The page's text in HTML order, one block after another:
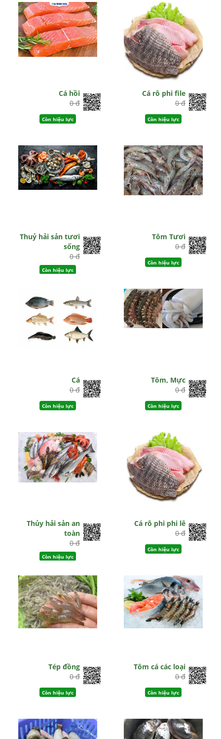
Cá hồi
0 đ
Còn hiệu lực
Cá rô phi file
0 đ
Còn hiệu lực
Thuỷ hải sản tươi
sống
0 đ
Còn hiệu lực
Tôm Tươi
0 đ
Còn hiệu lực
Cá
0 đ
Còn hiệu lực
Tôm, Mực
0 đ
Còn hiệu lực
Thủy hải sản an
toàn
0 đ
Còn hiệu lực
Cá rô phi phi lê
0 đ
Còn hiệu lực
Tép đồng
0 đ
Còn hiệu lực
Tôm cá các loại
0 đ
Còn hiệu lực